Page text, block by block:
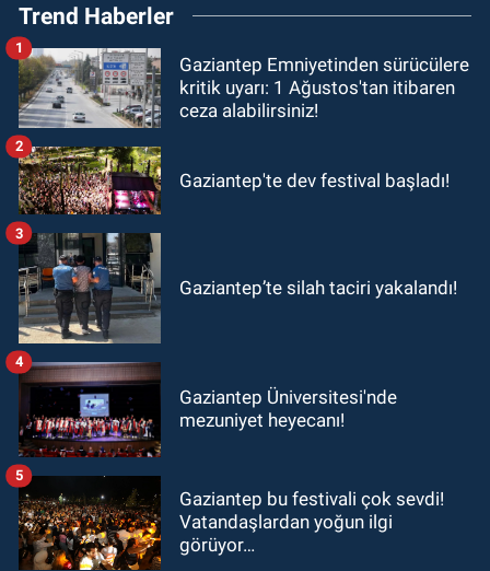
Trend Haberler
Gaziantep Emniyetinden sürücülere
kritik uyarı: 1 Ağustos'tan itibaren
ceza alabilirsiniz!
1
Gaziantep'te dev festival başladı!
2
Gaziantep’te silah taciri yakalandı!
3
Gaziantep Üniversitesi'nde
mezuniyet heyecanı!
4
Gaziantep bu festivali çok sevdi!
Vatandaşlardan yoğun ilgi
görüyor…
5